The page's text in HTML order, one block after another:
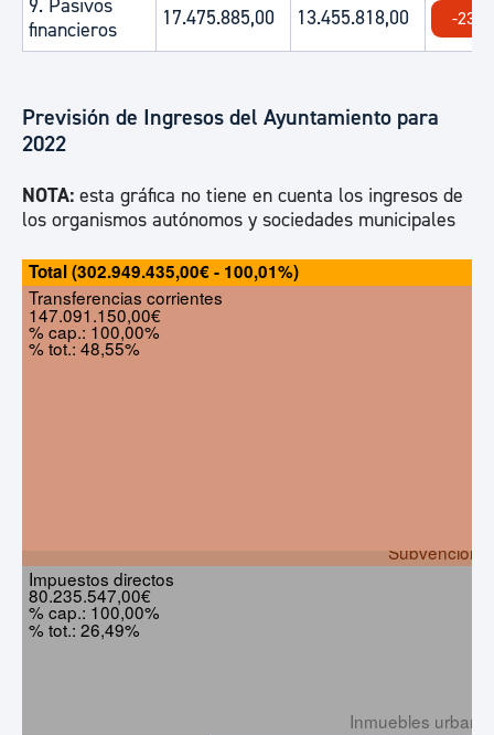
9. Pasivos
financieros
17.475.885,00 13.455.818,00 -
Previsión de Ingresos del Ayuntamiento para
2022
NOTA: esta gráfica no tiene en cuenta los ingresos de
los organismos autónomos y sociedades municipales
Inmuebles
Impuestos directos
80.235.547,00€
% cap.: 100,00%
% tot.: 26,49%
Transferencias corrientes
147.091.150,00€
% cap.: 100,00%
% tot.: 48,55%
Total (302.949.435,00€ - 100,01%)